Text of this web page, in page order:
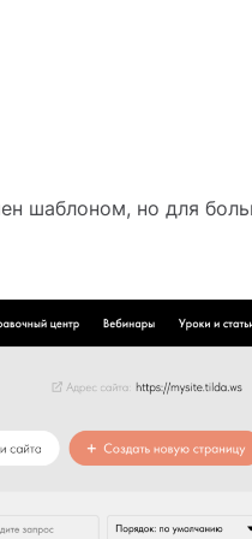
шаблоном, но для